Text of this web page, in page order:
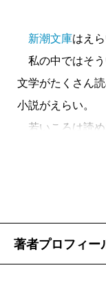
新潮文庫はえ
私の中ではそう
文学がたくさん
小説がえらい。
若いころは読め
ると長い小説も
昔はすぐに跳ね
著者プロフィー